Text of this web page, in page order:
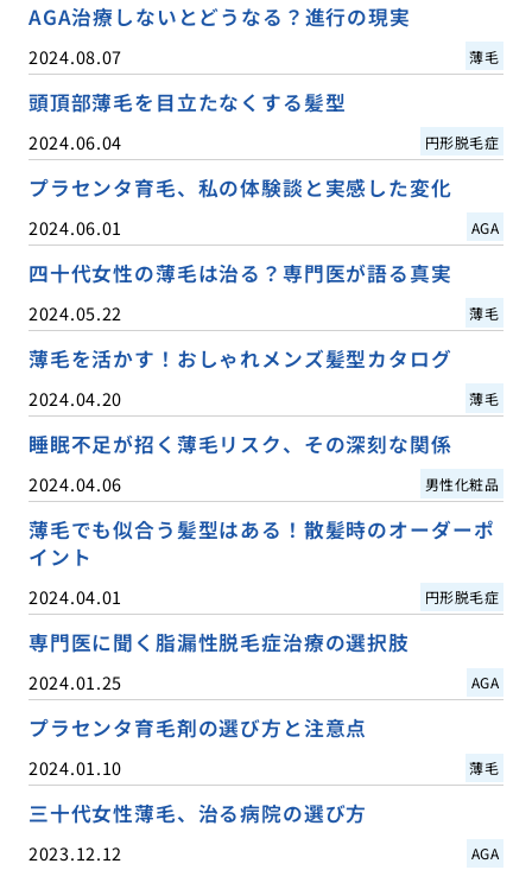
AGA治療しないとどうなる？進行の現実
2024.08.07 薄毛
頭頂部薄毛を目立たなくする髪型
2024.06.04 円形脱毛症
プラセンタ育毛、私の体験談と実感した変化
2024.06.01 AGA
四十代女性の薄毛は治る？専門医が語る真実
2024.05.22 薄毛
薄毛を活かす！おしゃれメンズ髪型カタログ
2024.04.20 薄毛
睡眠不足が招く薄毛リスク、その深刻な関係
2024.04.06 男性化粧品
薄毛でも似合う髪型はある！散髪時のオーダーポ
イント
2024.04.01 円形脱毛症
専門医に聞く脂漏性脱毛症治療の選択肢
2024.01.25 AGA
プラセンタ育毛剤の選び方と注意点
2024.01.10 薄毛
三十代女性薄毛、治る病院の選び方
2023.12.12 AGA